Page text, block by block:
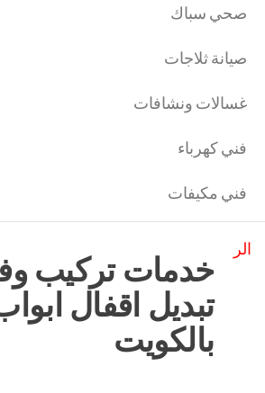
صحي سباك
صيانة ثلاجات
غسالات ونشافات
فني كهرباء
فني مكيفات
الرئيسية خدمات تركيب وفتح و تبديل
خدمات تركيب
تبديل اقفال
بالكويت